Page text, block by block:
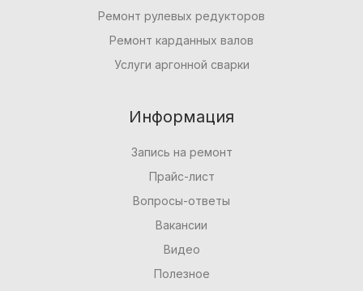
Ремонт рулевых редукторов
Ремонт карданных валов
Услуги аргонной сварки
Информация
Запись на ремонт
Прайс-лист
Вопросы-ответы
Вакансии
Видео
Полезное